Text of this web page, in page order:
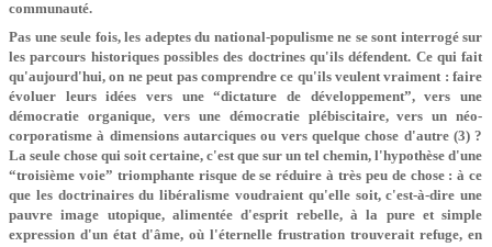
communauté.
Pas une seule fois, les adeptes du national-populisme ne se sont interrogé sur
les parcours historiques possibles des doctrines qu'ils défendent. Ce qui fait
qu'aujourd'hui, on ne peut pas comprendre ce qu'ils veulent vraiment : faire
évoluer leurs idées vers une “dictature de développement”, vers une
démocratie organique, vers une démocratie plébiscitaire, vers un néo-
corporatisme à dimensions autarciques ou vers quelque chose d'autre (3) ?
La seule chose qui soit certaine, c'est que sur un tel chemin, l'hypothèse d'une
“troisième voie” triomphante risque de se réduire à très peu de chose : à ce
que les doctrinaires du libéralisme voudraient qu'elle soit, c'est-à-dire une
pauvre image utopique, alimentée d'esprit rebelle, à la pure et simple
expression d'un état d'âme, où l'éternelle frustration trouverait refuge, en